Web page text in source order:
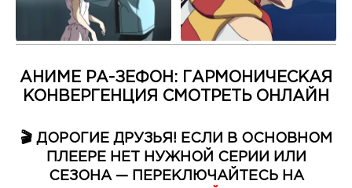
АНИМЕ РА-ЗЕФОН: ГАРМОНИЧЕСКАЯ
КОНВЕРГЕНЦИЯ СМОТРЕТЬ ОНЛАЙН
🎬 ДОРОГИЕ ДРУЗЬЯ! ЕСЛИ В ОСНОВНОМ
ПЛЕЕРЕ НЕТ НУЖНОЙ СЕРИИ ИЛИ
СЕЗОНА — ПЕРЕКЛЮЧАЙТЕСЬ НА